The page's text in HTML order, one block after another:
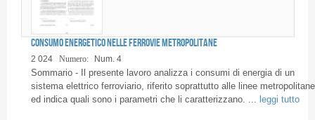
Consumo energetico nelle ferrovie metropolitane
2 024 Numero: Num. 4
Sommario - Il presente lavoro analizza i consumi di energia di un
sistema elettrico ferroviario, riferito soprattutto alle linee metropolitane
ed indica quali sono i parametri che li caratterizzano. ...
leggi tutto
Pagine